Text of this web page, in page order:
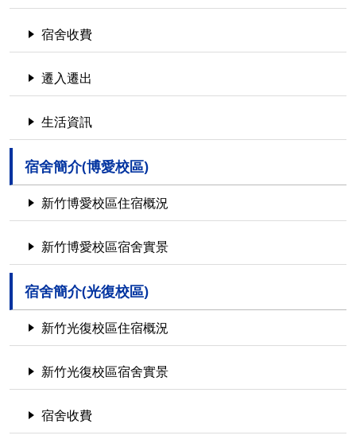
宿舍收費
遷入遷出
生活資訊
宿舍簡介(博愛校區)
新竹博愛校區住宿概況
新竹博愛校區宿舍實景
宿舍簡介(光復校區)
新竹光復校區住宿概況
新竹光復校區宿舍實景
宿舍收費